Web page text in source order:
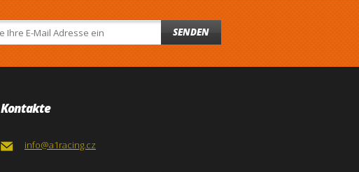
SENDEN
Kontakte
info@a1racing.cz